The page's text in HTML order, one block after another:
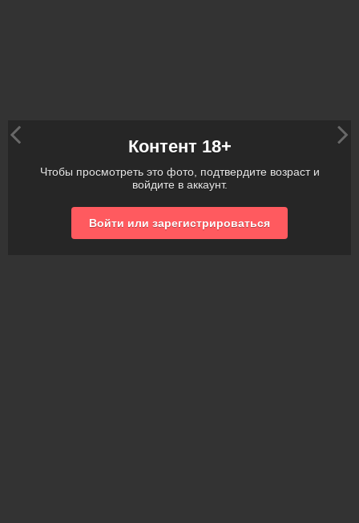
Контент 18+
Чтобы просмотреть это фото, подтвердите возраст и
войдите в аккаунт.
Войти или зарегистрироваться